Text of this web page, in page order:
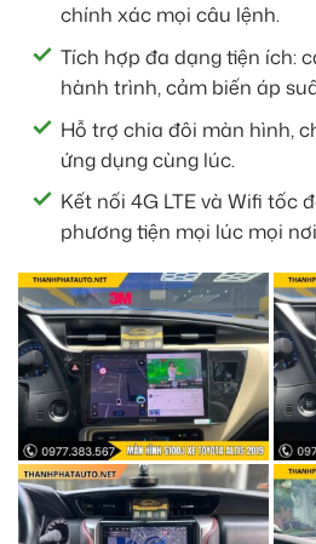
chính xác mọi câu lệnh.
Tích hợp đa dạng tiện ích:
hành trình, cảm biến áp
Hỗ trợ chia đôi màn hình,
ứng dụng cùng lúc.
Kết nối 4G LTE và Wifi tốc
phương tiện mọi lúc mọi